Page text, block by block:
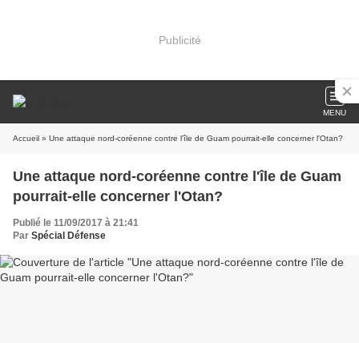
Publicité
MENU
Accueil » Une attaque nord-coréenne contre l'île de Guam pourrait-elle concerner l'Otan?
Une attaque nord-coréenne contre l'île de Guam
pourrait-elle concerner l'Otan?
Publié le 11/09/2017 à 21:41
Par Spécial Défense